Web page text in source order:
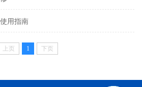
用指南
上页 1 下页